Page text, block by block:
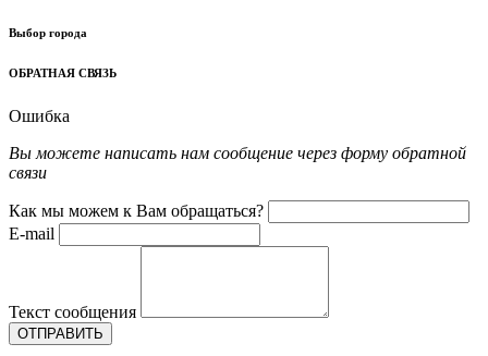
Выбор города
ОБРАТНАЯ СВЯЗЬ
Ошибка
Вы можете написать нам сообщение через форму обратной
связи
Как мы можем к Вам обращаться?
E-mail
Текст сообщения
ОТПРАВИТЬ